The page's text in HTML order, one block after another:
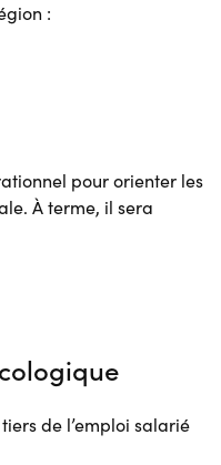
:
pour orienter les
À terme, il sera
de l’emploi salarié